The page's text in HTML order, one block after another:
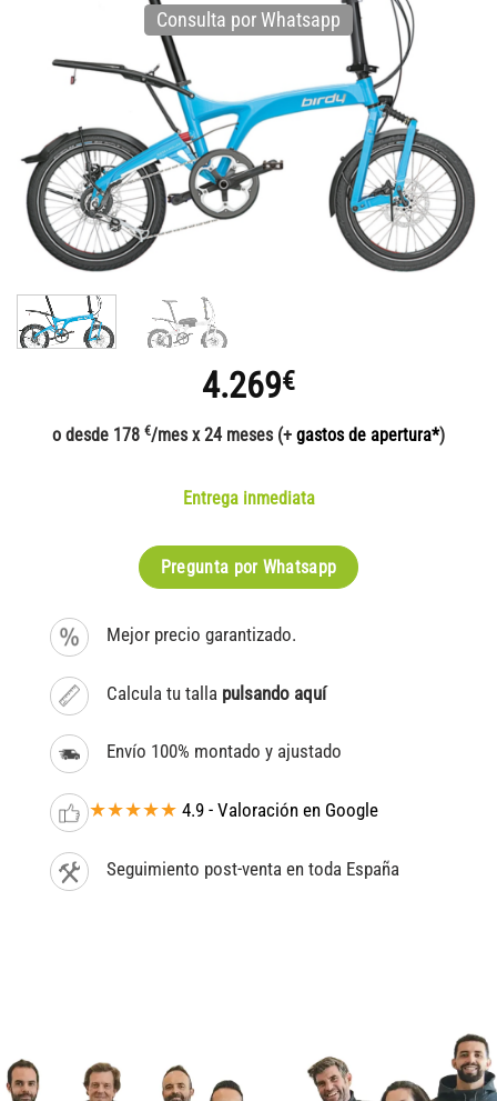
Consulta por Whatsapp
4.269€
o desde 178 €/mes x 24 meses (+ gastos de apertura*)
Entrega inmediata
Pregunta por Whatsapp
Mejor precio garantizado.
Calcula tu talla pulsando aquí
Envío 100% montado y ajustado
★★★★★ 4.9 - Valoración en Google
Seguimiento post-venta en toda España